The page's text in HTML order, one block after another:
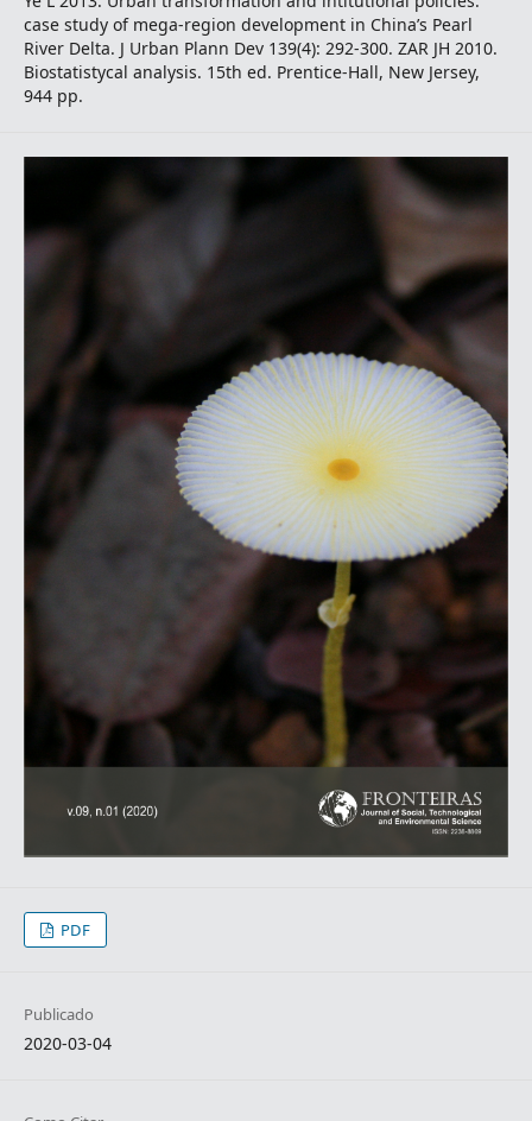
case study of mega-region development in China’s Pearl
River Delta. J Urban Plann Dev 139(4): 292-300. ZAR JH 2010.
Biostatistycal analysis. 15th ed. Prentice-Hall, New Jersey,
944 pp.
PDF
Publicado
2020-03-04